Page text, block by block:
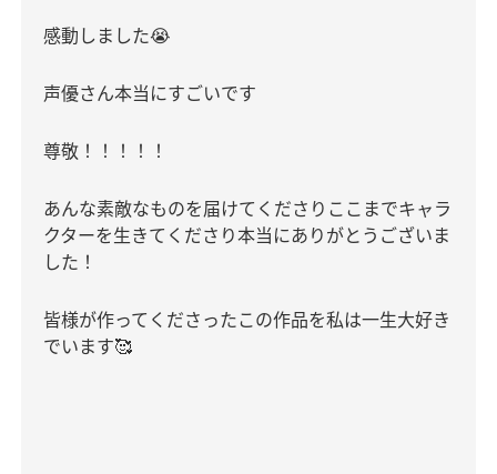
感動しました😭
声優さん本当にすごいです
尊敬！！！！！
あんな素敵なものを届けてくださりここまでキャラ
クターを生きてくださり本当にありがとうございま
した！
皆様が作ってくださったこの作品を私は一生大好き
でいます🥰